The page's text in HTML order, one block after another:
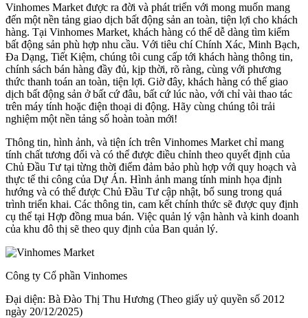
Vinhomes Market được ra đời và phát triển với mong muốn mang
đến một nền tảng giao dịch bất động sản an toàn, tiện lợi cho khách
hàng. Tại Vinhomes Market, khách hàng có thể dễ dàng tìm kiếm
bất động sản phù hợp nhu cầu. Với tiêu chí Chính Xác, Minh Bạch,
Đa Dạng, Tiết Kiệm, chúng tôi cung cấp tới khách hàng thông tin,
chính sách bán hàng đầy đủ, kịp thời, rõ ràng, cùng với phương
thức thanh toán an toàn, tiện lợi. Giờ đây, khách hàng có thể giao
dịch bất động sản ở bất cứ đâu, bất cứ lúc nào, với chỉ vài thao tác
trên máy tính hoặc điện thoại di động. Hãy cùng chúng tôi trải
nghiệm một nền tảng số hoàn toàn mới!
Thông tin, hình ảnh, và tiện ích trên Vinhomes Market chỉ mang
tính chất tương đối và có thể được điều chỉnh theo quyết định của
Chủ Đầu Tư tại từng thời điểm đảm bảo phù hợp với quy hoạch và
thực tế thi công của Dự Án. Hình ảnh mang tính minh họa định
hướng và có thể được Chủ Đầu Tư cập nhật, bổ sung trong quá
trình triển khai. Các thông tin, cam kết chính thức sẽ được quy định
cụ thể tại Hợp đồng mua bán. Việc quản lý vận hành và kinh doanh
của khu đô thị sẽ theo quy định của Ban quản lý.
Công ty Cổ phần Vinhomes
Đại diện: Bà Đào Thị Thu Hương (Theo giấy uỷ quyền số 2012
ngày 20/12/2025)